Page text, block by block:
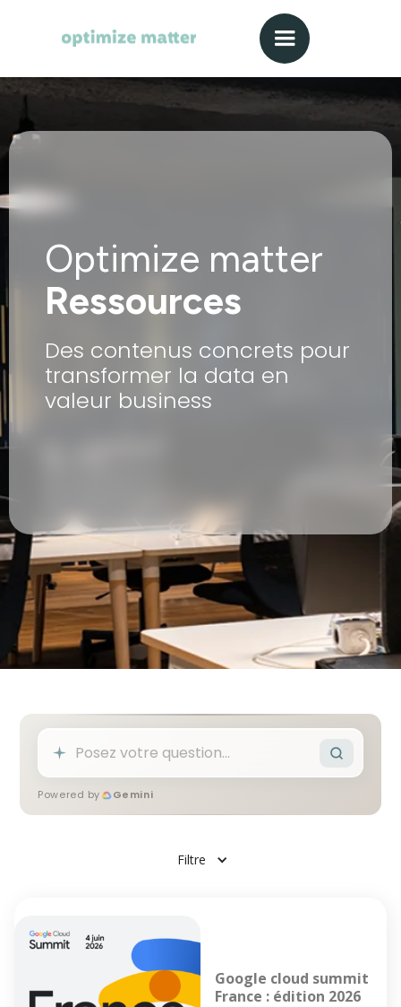
Optimize matter
Ressources
Des contenus concrets pour
transformer la data en
valeur business
Powered by Gemini
Filtre
Google cloud summit
France : édition 2026